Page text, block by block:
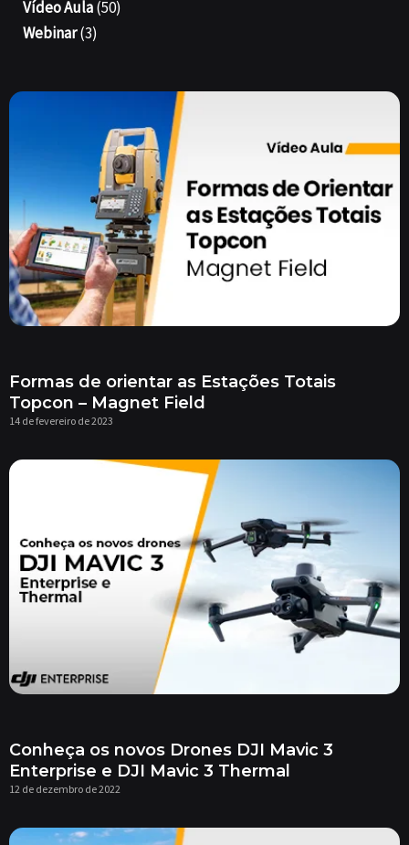
Formas de orientar as Estações Totais
Topcon – Magnet Field
14 de fevereiro de 2023
Conheça os novos Drones DJI Mavic 3
Enterprise e DJI Mavic 3 Thermal
12 de dezembro de 2022
Página
Vídeo Aula(50)
Webinar(3)